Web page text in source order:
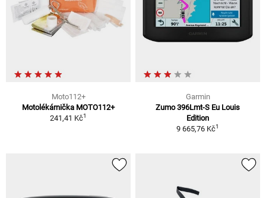
Moto112+
Motolékárnička MOTO112+
241,41 Kč1
Garmin
Zumo 396Lmt-S Eu Louis
Edition
9 665,76 Kč1